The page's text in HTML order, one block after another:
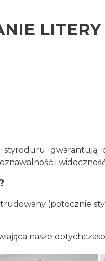
LITERY
gwarantują
i
(potocznie
nasze